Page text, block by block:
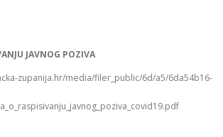
JAVNOG POZIVA
zupanija.hr/media/filer_public/6d/a5/6da54b16-